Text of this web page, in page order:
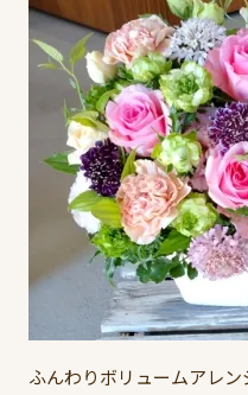
ふんわりボリュームアレン